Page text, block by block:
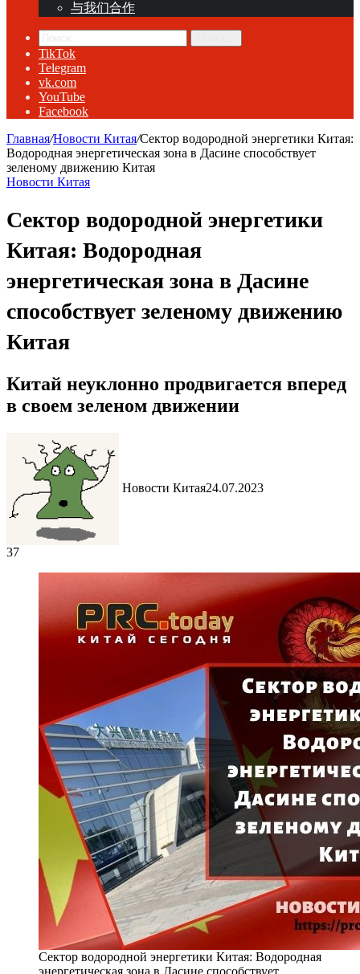
与我们合作
TikTok
Telegram
vk.com
YouTube
Facebook
Главная/Новости Китая/Сектор водородной энергетики Китая:
Водородная энергетическая зона в Дасине способствует
зеленому движению Китая
Новости Китая
Сектор водородной энергетики
Китая: Водородная
энергетическая зона в Дасине
способствует зеленому движению
Китая
Китай неуклонно продвигается вперед
в своем зеленом движении
Новости Китая24.07.2023
37
Сектор водородной энергетики Китая: Водородная
энергетическая зона в Дасине способствует